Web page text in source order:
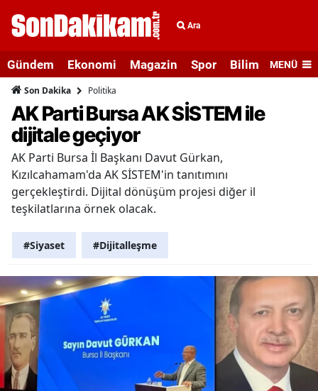
Ara
Gündem Ekonomi Magazin Spor Bilim veMENÜ
Son Dakika Politika
AK Parti Bursa AK SİSTEM ile
dijitale geçiyor
AK Parti Bursa İl Başkanı Davut Gürkan,
Kızılcahamam'da AK SİSTEM'in tanıtımını
gerçekleştirdi. Dijital dönüşüm projesi diğer il
teşkilatlarına örnek olacak.
#Siyaset #Dijitalleşme